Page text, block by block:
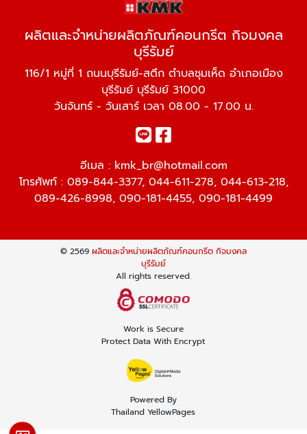
ผลิตและจำหน่ายผลิตภัณฑ์คอนกรีต กิจมงคล
บุรีรัมย์
116/1 หมู่ที่ 1 ถนนบุรีรัมย์-สตึก ตำบลชุมเห็ด อำเภอเมือง
บุรีรัมย์ บุรีรัมย์ 31000
วันจันทร์ - วันเสาร์ เวลา 08.00 - 17.00 น.
อีเมล : kmk_br@hotmail.com
โทรศัพท์ : 089-844-3377, 044-611-278, 044-613-218,
089-426-8998, 090-181-4455, 090-181-4499
© 2569 ผลิตและจำหน่ายผลิตภัณฑ์คอนกรีต กิจมงคล
บุรีรัมย์
All rights reserved.
Work is Secure
Protect Data With Encrypt
Powered By
Thailand YellowPages